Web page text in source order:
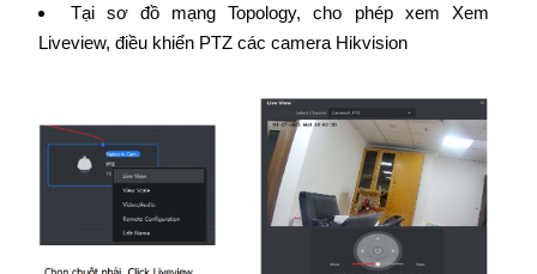
Tại sơ đồ mạng Topology, cho phép xem Xem
Liveview, điều khiển PTZ các camera Hikvision